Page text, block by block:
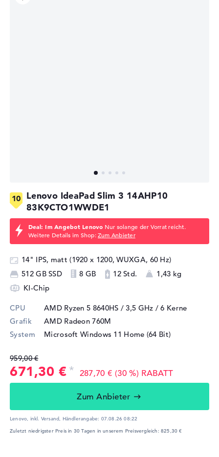
Lenovo IdeaPad Slim 3 14AHP10
83K9CTO1WWDE1
Deal: Im Angebot Lenovo Nur solange der Vorrat reicht.
Weitere Details im Shop:Zum Anbieter
14" IPS, matt (1920 x 1200, WUXGA, 60 Hz)
512 GB SSD
8 GB 12 Std.
1,43 kg
KI-Chip
CPU AMD Ryzen 5 8640HS / 3,5 GHz / 6 Kerne
Grafik
AMD Radeon 760M
System
Microsoft Windows 11 Home (64 Bit)
959,00 €
671,30 € 287,70 € (30 %) RABATT
Zum Anbieter
Lenovo, inkl. Versand, Händlerangabe: 07.08.26 08:22
Zuletzt niedrigster Preis in 30 Tagen in unserem Preisvergleich: 825,30 €